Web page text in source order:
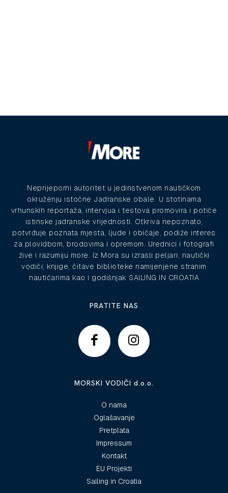
Neprijeporni autoritet u jedinstvenom nautičkom
okruženju istočne Jadranske obale. U stotinama
vrhunskih reportaža, intervjua i testova promovira i potiče
istinske jadranske vrijednosti. Otkriva nepoznato,
potvrđuje poznata mjesta, ljude i običaje, podiže interes
za plovidbom, brodovima i opremom. Urednici i fotografi
žive i razumiju more. Iz Mora su izrasli peljari, nautički
vodiči, knjige, čitave biblioteke namijenjene stranim
nautičarima kao i godišnjak SAILING IN CROATIA
PRATITE NAS
MORSKI VODIČI d.o.o.
O nama
Oglašavanje
Pretplata
Impressum
Kontakt
EU Projekti
Sailing in Croatia